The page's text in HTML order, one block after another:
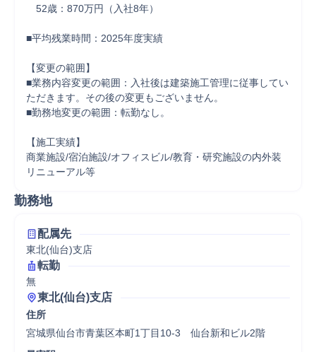
52歳：870万円（入社8年）
■平均残業時間：2025年度実績
【変更の範囲】
■業務内容変更の範囲：入社後は建築施工管理に従事してい
ただきます。その後の変更もございません。
■勤務地変更の範囲：転勤なし。
【施工実績】
商業施設/宿泊施設/オフィスビル/教育・研究施設の内外装
リニューアル等
勤務地
配属先
東北(仙台)支店
転勤
無
東北(仙台)支店
住所
宮城県仙台市青葉区本町1丁目10-3　仙台新和ビル2階